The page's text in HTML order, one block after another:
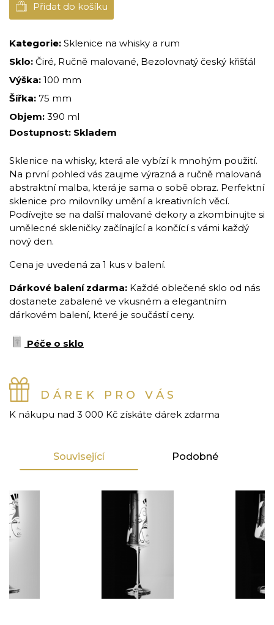
Přidat do košíku
Kategorie: Sklenice na whisky a rum
Sklo: Čiré, Ručně malované, Bezolovnatý český křišťál
Výška: 100 mm
Šířka: 75 mm
Objem: 390 ml
Dostupnost: Skladem
Sklenice na whisky, která ale vybízí k mnohým použití.
Na první pohled vás zaujme výrazná a ručně malovaná
abstraktní malba, která je sama o sobě obraz. Perfektní
sklenice pro milovníky umění a kreativních věcí.
Podívejte se na další malované dekory a zkombinujte si
umělecné skleničky začínající a končící s vámi každý
nový den.
Cena je uvedená za 1 kus v balení.
Dárkové balení zdarma: Každé oblečené sklo od nás
dostanete zabalené ve vkusném a elegantním
dárkovém balení, které je součástí ceny.
Péče o sklo
DÁREK PRO VÁS
K nákupu nad 3 000 Kč získáte dárek zdarma
Související Podobné